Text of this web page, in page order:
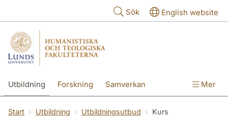
Sök English website
Utbildning Forskning Samverkan Mer
Start Utbildning Utbildningsutbud
Kurs